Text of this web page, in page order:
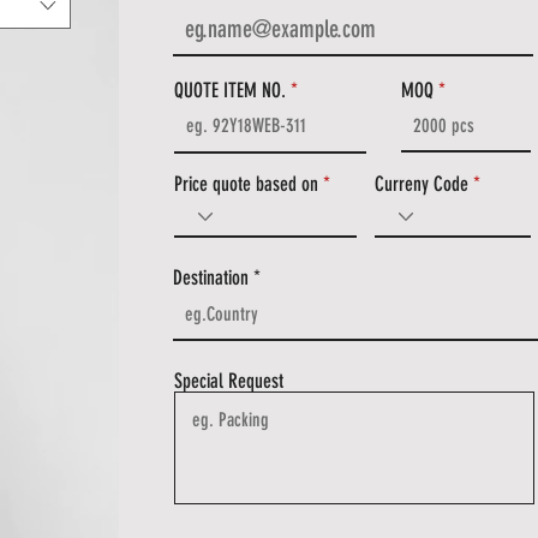
QUOTE ITEM NO.
Price quote based on
MOQ
Curreny Code
Destination
Special Request